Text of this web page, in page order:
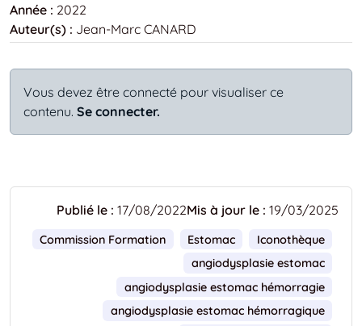
Année : 2022
Auteur(s) : Jean-Marc CANARD
Vous devez être connecté pour visualiser ce
contenu. Se connecter.
Publié le : 17/08/2022Mis à jour le : 19/03/2025
Commission Formation Estomac
Iconothèque
angiodysplasie estomac
angiodysplasie estomac hémorragie
angiodysplasie estomac hémorragique